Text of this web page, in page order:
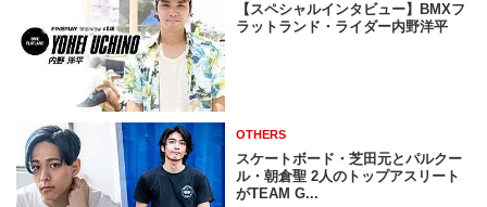
【スペシャルインタビュー】BMXフ
ラットランド・ライダー内野洋平
OTHERS
スケートボード・芝田元とパルクー
ル・朝倉聖 2人のトップアスリート
がTEAM G...